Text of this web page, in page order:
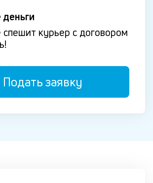
курьер с договором
Подать заявку